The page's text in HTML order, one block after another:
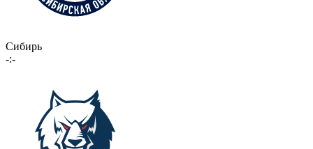
Сибирь
-:-